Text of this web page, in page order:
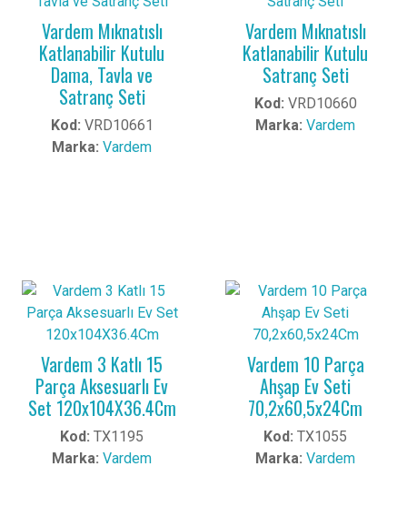
Vardem Mıknatıslı
Katlanabilir Kutulu
Dama, Tavla ve
Satranç Seti
Kod: VRD10661
Marka: Vardem
Vardem Mıknatıslı
Katlanabilir Kutulu
Satranç Seti
Kod: VRD10660
Marka: Vardem
Vardem 3 Katlı 15
Parça Aksesuarlı Ev
Set 120x104X36.4Cm
Kod: TX1195
Marka: Vardem
Vardem 10 Parça
Ahşap Ev Seti
70,2x60,5x24Cm
Kod: TX1055
Marka: Vardem